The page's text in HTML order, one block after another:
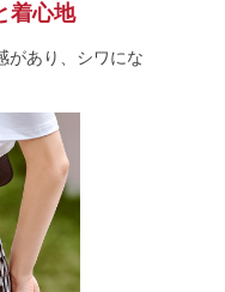
着心地
があり、シワにな